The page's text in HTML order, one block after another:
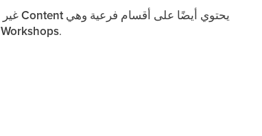
. غير هذا القسم، محتوىContent يحتوي أيضًا على أقسام فرعية وهي
Workshops.